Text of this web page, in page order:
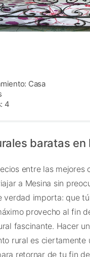
Casa
4
baratas en
entre las mejores
a Mesina sin
verdad importa: que
provecho al fin
fascinante. Hacer
rural es ciertamente
retornar de tu fin